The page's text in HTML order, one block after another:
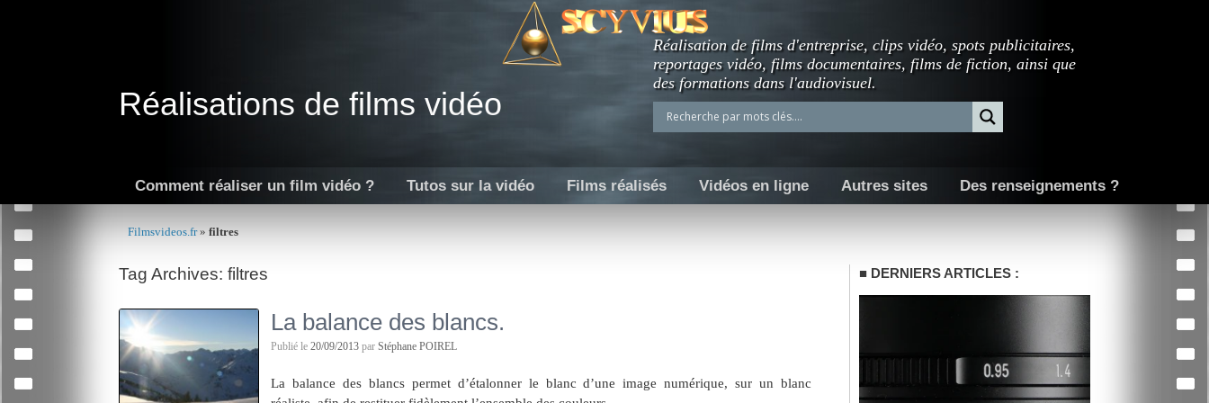
Réalisations de films vidéo
Réalisation de films d'entreprise, clips vidéo, spots publicitaires,
reportages vidéo, films documentaires, films de fiction, ainsi que
des formations dans l'audiovisuel.
Comment réaliser un film vidéo ? Tutos sur la vidéo Films réalisés Vidéos en ligne Autres sites Des renseignements ?
Filmsvideos.fr» filtres
Tag Archives: filtres
La balance des blancs.
Publié le20/09/2013 parStéphane POIREL
La balance des blancs permet d’étalonner le blanc d’une image numérique, sur un blanc
DERNIERS ARTICLES :